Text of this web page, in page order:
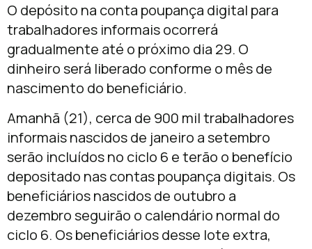
O depósito na conta poupança digital para
trabalhadores informais ocorrerá
gradualmente até o próximo dia 29. O
dinheiro será liberado conforme o mês de
nascimento do beneficiário.
Amanhã (21), cerca de 900 mil trabalhadores
informais nascidos de janeiro a setembro
serão incluídos no ciclo 6 e terão o benefício
depositado nas contas poupança digitais. Os
beneficiários nascidos de outubro a
dezembro seguirão o calendário normal do
ciclo 6. Os beneficiários desse lote extra,